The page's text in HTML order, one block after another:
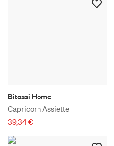
Bitossi Home
Capricorn Assiette
39,34 €